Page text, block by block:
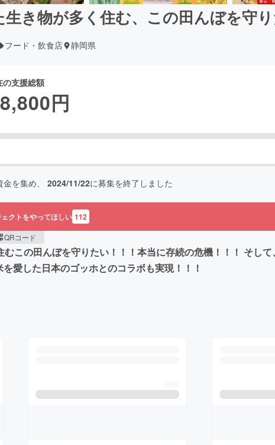
き物が多く住む、この田んぼを守り
フード・飲食店 静岡県
の支援総額
円
金を集め、 2024/11/22に募集を終了しました
クトをやってほしい 112
QRコード
この田んぼを守りたい！！！本当に存続の危機！！！ そし
愛した日本のゴッホとのコラボも実現！！！